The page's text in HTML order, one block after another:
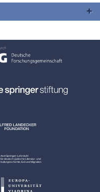
Axel Springer-Lehrstuhl
für deutsch-jüdische Literatur- und
Kulturgeschichte, Exil und Migration